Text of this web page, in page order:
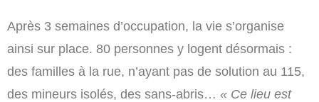
Après 3 semaines d’occupation, la vie s’organise
ainsi sur place. 80 personnes y logent désormais :
des familles à la rue, n’ayant pas de solution au 115,
des mineurs isolés, des sans-abris… « Ce lieu est